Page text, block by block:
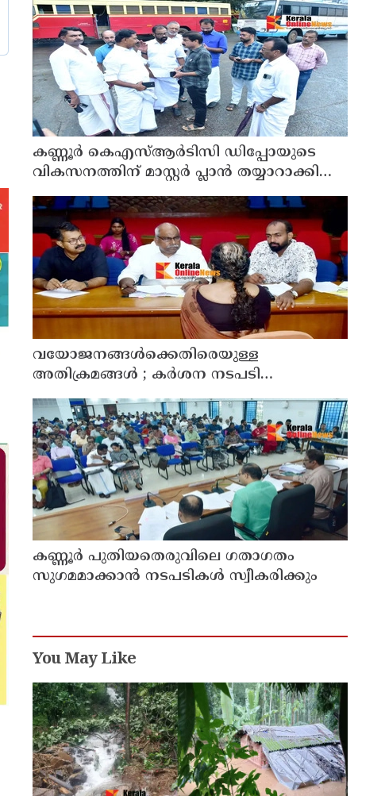
കണ്ണൂർ കെഎസ്ആർടിസി ഡിപ്പോയുടെ
വികസനത്തിന് മാസ്റ്റർ പ്ലാൻ തയ്യാറാക്കി
സമർപ്പിക്കും : ടി ഒ മോഹനൻ എം എൽ എ
വയോജനങ്ങൾക്കെതിരെയുള്ള
അതിക്രമങ്ങൾ ; കർശന നടപടി
സ്വീകരിക്കുമെന്ന് കമ്മീഷൻ
കണ്ണൂർ പുതിയതെരുവിലെ ഗതാഗതം
സുഗമമാക്കാന്‍ നടപടികള്‍ സ്വീകരിക്കും
You May Like